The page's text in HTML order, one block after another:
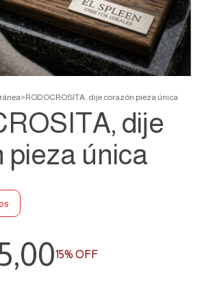
>RODOCROSITA, dije corazón pieza única
dije
pieza única
15% OFF